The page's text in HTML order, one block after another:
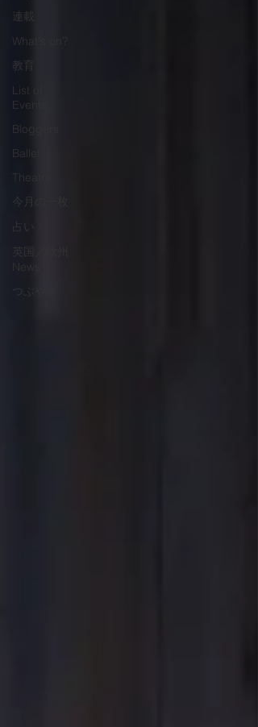
連載
What's on?
教育
List of
Events
Bloggers
Ballet
Theatre
今月の一枚
占い
英国／欧州
News
つぶやき